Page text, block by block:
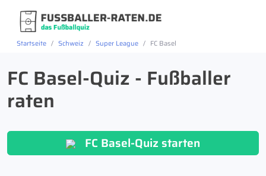
Startseite Schweiz Super League FC Basel
FC Basel-Quiz - Fußballer
raten
FC Basel-Quiz starten